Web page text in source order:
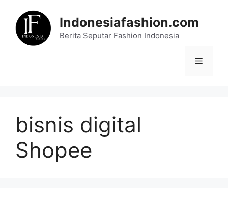
content
Indonesiafashion.com
Berita Seputar Fashion Indonesia
Menu
bisnis digital
Shopee